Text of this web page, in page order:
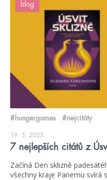
blog
#hungergames #nejcitáty
19. 5. 2025
7 nejlepších citátů z
Začíná Den sklizně
všechny kraje Panemu svírá